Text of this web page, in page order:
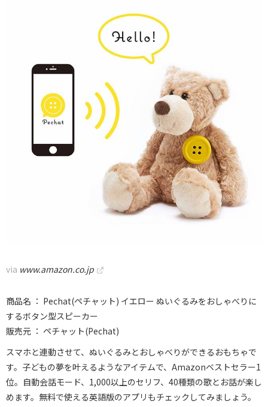
via www.amazon.co.jp
商品名 ： Pechat(ペチャット) イエロー ぬいぐるみをおしゃべりに
するボタン型スピーカー
販売元 ： ペチャット(Pechat)
スマホと連動させて、ぬいぐるみとおしゃべりができるおもちゃで
す。子どもの夢を叶えるようなアイテムで、Amazonベストセラー1
位。自動会話モード、1,000以上のセリフ、40種類の歌とお話が楽し
めます。無料で使える英語版のアプリもチェックしてみましょう。